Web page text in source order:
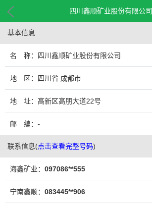
四川鑫顺矿业股份有限公司
基本信息
名 称：四川鑫顺矿业股份有限公司
地 区：四川省 成都市
地 址：高新区高朋大道22号
邮 编：-
联系信息(点击查看完整号码)
海鑫矿业： 097086**555
宁南鑫顺： 083445**906